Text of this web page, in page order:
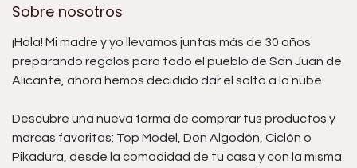
Sobre nosotros
¡Hola! Mi madre y yo llevamos juntas más de 30 años
preparando regalos para todo el pueblo de San Juan de
Alicante, ahora hemos decidido dar el salto a la nube.
Descubre una nueva forma de comprar tus productos y
marcas favoritas: Top Model, Don Algodón, Ciclón o
Pikadura, desde la comodidad de tu casa y con la misma